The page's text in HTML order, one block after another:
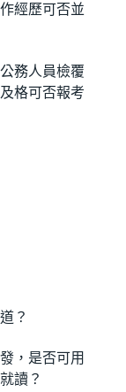
經歷可否並
務人員檢覆
格可否報考
？
，是否可用
讀？